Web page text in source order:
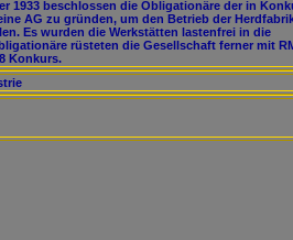
1933 beschlossen die Obligationäre der in
AG zu gründen, um den Betrieb der
Es wurden die Werkstätten lastenfrei in die
rüsteten die Gesellschaft ferner mit
Konkurs.